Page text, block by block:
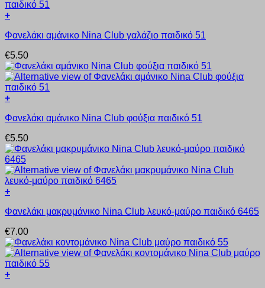
Οι
επιλογές
να
στη
σελίδα
του
προϊόντος
+
το
έχει
πολλαπλές
παραλλαγές.
Οι
επιλογές
να
στη
σελίδα
του
προϊόντος
Φανελάκι αμάνικο Nina Club γαλάζιο παιδικό 51
€5.50
+
το
έχει
πολλαπλές
παραλλαγές.
Οι
επιλογές
μπορούν
επιλεγούν
σελίδα
του
προϊόντος
Φανελάκι αμάνικο Nina Club φούξια παιδικό 51
€5.50
+
το
έχει
πολλαπλές
παραλλαγές.
Οι
επιλογές
Φανελάκι μακρυμάνικο Nina Club λευκό-μαύρο παιδικό 6465
€7.00
+